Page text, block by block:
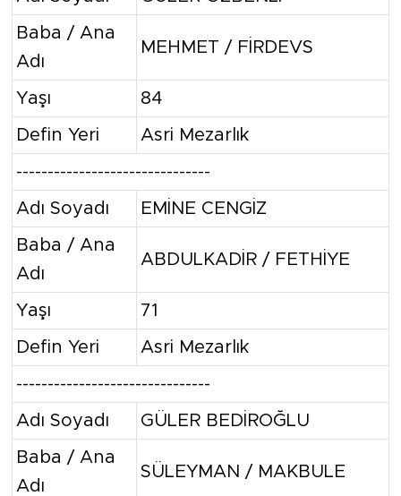
Baba / Ana
Adı
MEHMET / FİRDEVS
Yaşı 84
Defin Yeri Asri Mezarlık
-------------------------------
Adı Soyadı EMİNE CENGİZ
Baba / Ana
Adı
ABDULKADİR / FETHİYE
Yaşı 71
Defin Yeri Asri Mezarlık
-------------------------------
Adı Soyadı GÜLER BEDİROĞLU
Baba / Ana
Adı
SÜLEYMAN / MAKBULE